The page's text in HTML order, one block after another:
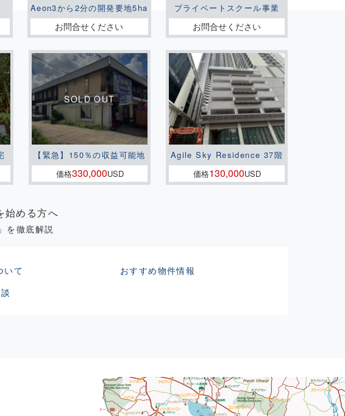
Aeon3から2分の開発要地5ha
お問合せください
プライベートスクール事業
お問合せください
【緊急】150％の収益可能地
価格330,000USD
Agile Sky Residence 37階
価格130,000USD
始める方へ
を徹底解説
いて
おすすめ物件情報